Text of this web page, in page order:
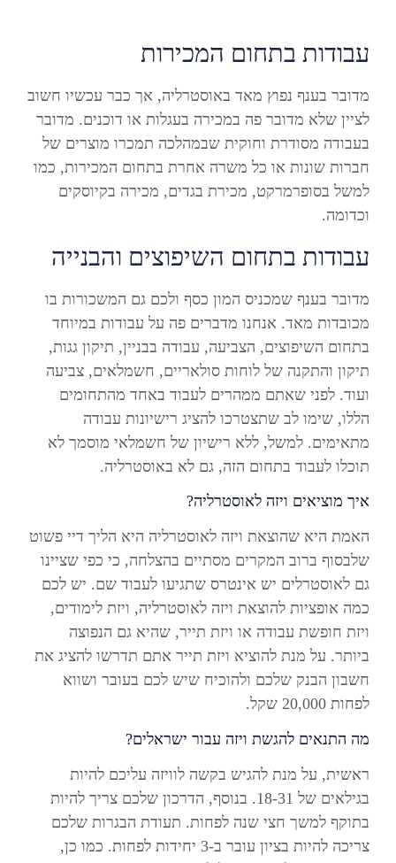
עבודות בתחום המכירות
מדובר בענף נפוץ מאד באוסטרליה, אך כבר עכשיו חשוב
לציין שלא מדובר פה במכירה בעגלות או דוכנים. מדובר
בעבודה מסודרת וחוקית שבמהלכה תמכרו מוצרים של
חברות שונות או כל משרה אחרת בתחום המכירות, כמו
למשל בסופרמרקט, מכירת בגדים, מכירה בקיוסקים
וכדומה.
עבודות בתחום השיפוצים והבנייה
מדובר בענף שמכניס המון כסף ולכם גם המשכורות בו
מכובדות מאד. אנחנו מדברים פה על עבודות במיוחד
בתחום השיפוצים, הצביעה, עבודה בבניין, תיקון גגות,
תיקון והתקנה של לוחות סולאריים, חשמלאים, צביעה
ועוד. לפני שאתם ממהרים לעבוד באחד מהתחומים
הללו, שימו לב שתצטרכו להציג רישיונות עבודה
מתאימים. למשל, ללא רישיון של חשמלאי מוסמך לא
תוכלו לעבוד בתחום הזה, גם לא באוסטרליה.
איך מוציאים ויזה לאוסטרליה?
האמת היא שהוצאת ויזה לאוסטרליה היא הליך דיי פשוט
שלבסוף ברוב המקרים מסתיים בהצלחה, כי כפי שציינו
גם לאוסטרלים יש אינטרס שתגיעו לעבוד שם. יש לכם
כמה אופציות להוצאת ויזה לאוסטרליה, ויזת לימודים,
ויזת חופשת עבודה או ויזת תייר, שהיא גם הנפוצה
ביותר. על מנת להוציא ויזת תייר אתם תדרשו להציג את
חשבון הבנק שלכם ולהוכיח שיש לכם בעובר ושווא
לפחות 20,000 שקל.
מה התנאים להגשת ויזה עבור ישראלים?
ראשית, על מנת להגיש בקשה לוויזה עליכם להיות
בגילאים של 18-31. בנוסף, הדרכון שלכם צריך להיות
בתוקף למשך חצי שנה לפחות. תעודת הבגרות שלכם
צריכה להיות בציון עובר ב-3 יחידות לפחות. כמו כן,